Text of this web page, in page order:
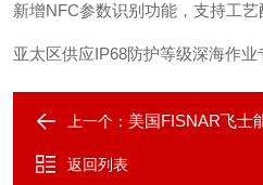
新增NFC参数识别功能，支持工艺
亚太区供应IP68防护等级深海作业
上一个： 美国FISNAR飞士能
返回列表